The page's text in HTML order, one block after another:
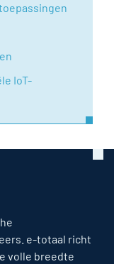
IoT-
e-totaal richt
volle breedte